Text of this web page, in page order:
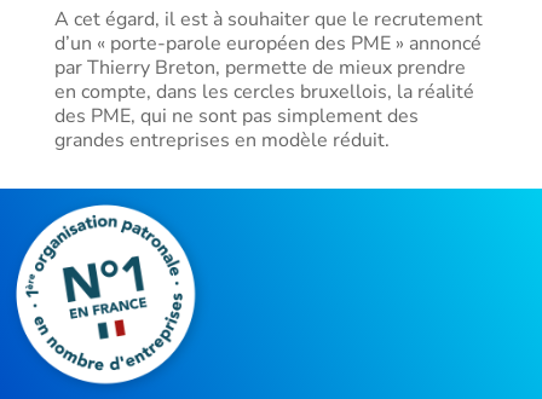
A cet égard, il est à souhaiter que le recrutement
d’un « porte-parole européen des PME » annoncé
par Thierry Breton, permette de mieux prendre
en compte, dans les cercles bruxellois, la réalité
des PME, qui ne sont pas simplement des
grandes entreprises en modèle réduit.